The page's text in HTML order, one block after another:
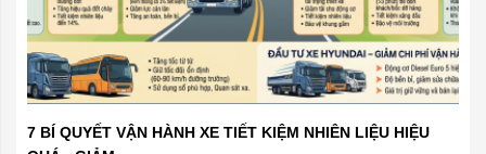
7 BÍ QUYẾT VẬN HÀNH XE TIẾT KIỆM NHIÊN LIỆU HIỆU